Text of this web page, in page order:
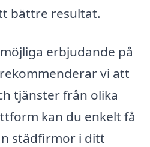
bättre resultat.
erbjudande på
rekommenderar vi att
tjänster från olika
kan du enkelt få
städfirmor i ditt